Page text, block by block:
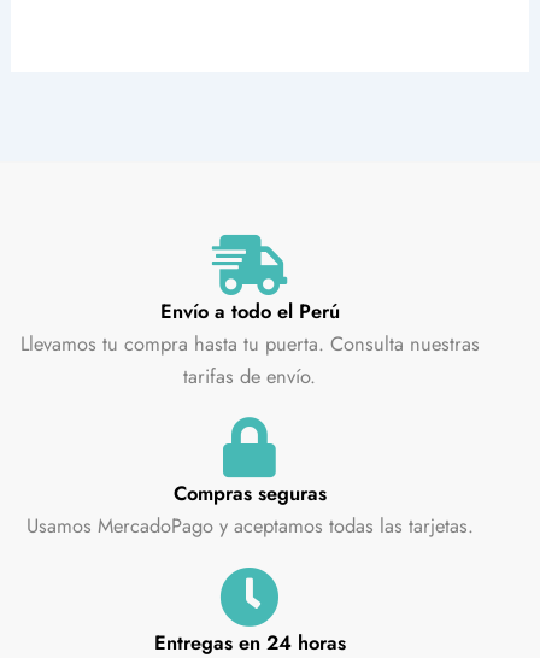
Envío a todo el Perú
Llevamos tu compra hasta tu puerta. Consulta nuestras
tarifas de envío.
Compras seguras
Usamos MercadoPago y aceptamos todas las tarjetas.
Entregas en 24 horas